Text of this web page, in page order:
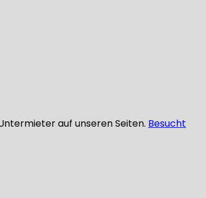
auf unseren Seiten. Besucht